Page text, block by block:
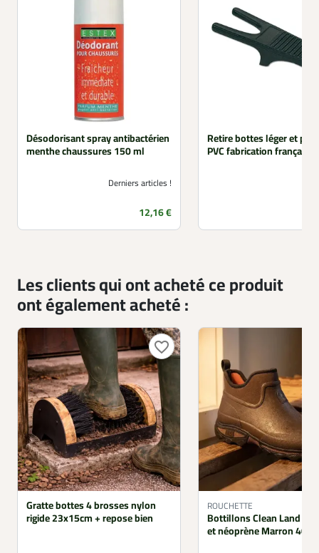
Désodorisant spray antibactérien
menthe chaussures 150 ml
Derniers articles !
Prix
12,16 €
Retire bottes léger et
PVC fabrication française
Les clients qui ont acheté ce produit
ont également acheté :
favorite_border
Gratte bottes 4 brosses nylon
rigide 23x15cm + repose bien
ROUCHETTE
Bottillons Clean Land
et néoprène Marron 40 à